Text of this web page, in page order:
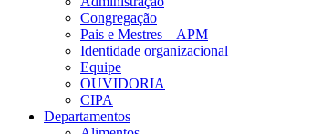
Congregação
Pais e Mestres – APM
Identidade organizacional
Equipe
OUVIDORIA
CIPA
Departamentos